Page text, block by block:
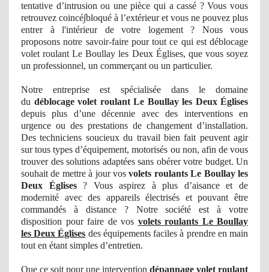
tentative d’intrusion ou une pièce qui a cassé ? Vous vous
retrouvez coincé∫bloqué à l’extérieur et vous ne pouvez plus
entrer à l'intérieur de votre logement ? Nous vous
proposons notre savoir-faire pour tout ce qui est déblocage
volet roulant Le Boullay les Deux Églises, que vous soyez
un professionnel, un commerçant ou un particulier.
Notre entreprise est spécialisée dans le domaine
du déblocage volet roulant Le Boullay les Deux Églises
depuis plus d’une décennie avec des interventions en
urgence ou des prestations de changement d’installation.
Des techniciens soucieux du travail bien fait peuvent agir
sur tous types d’équipement, motorisés ou non, afin de vous
trouver des solutions adaptées sans obérer votre budget. Un
souhait de mettre à jour vosvolets roulants Le Boullay les
Deux Églises? Vous aspirez à plus d’aisance et de
modernité avec des appareils électrisés et pouvant être
commandés à distance ? Notre société est à votre
disposition pour faire de vos volets roulants Le Boullay
les Deux Églises des équipements faciles à prendre en main
tout en étant simples d’entretien.
Que ce soit pour une intervention dépannage volet roulant